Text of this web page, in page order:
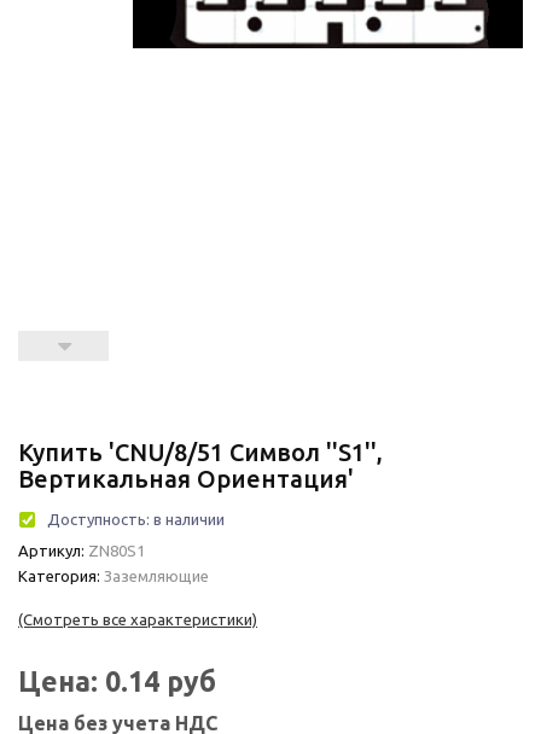
Купить 'CNU/8/51 Символ ''S1'',
Вертикальная Ориентация'
Доступность: в наличии
Артикул: ZN80S1
Категория: Заземляющие
(Смотреть все характеристики)
Цена: 0.14 руб
Цена без учета НДС